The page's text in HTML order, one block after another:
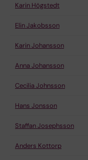
Karin Högstedt
Elin Jakobsson
Karin Johansson
Anna Johansson
Cecilia Johnsson
Hans Jonsson
Staffan Josephsson
Anders Kottorp